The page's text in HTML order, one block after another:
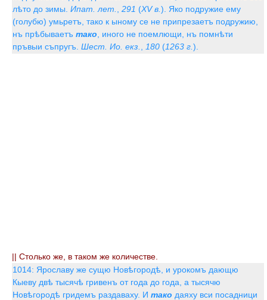
лѣто до зимы. Ипат. лет. 291 (XV в. ). Яко подружие ему
(голубю) умьретъ, тако к ыному се не припрезаетъ подружию,
нъ прѣбываетъ тако , иного не поемлющи, нъ помнѣти
пръвыи съпругъ. Шест. Ио. екз. 180 (1263 г. ).
|| Столько же, в таком же количестве.
1014: Ярославу же сущю Новѣгородѣ, и урокомъ дающю
Кыеву двѣ тысячѣ гривенъ от года до года, а тысячю
Новѣгородѣ гридемъ раздаваху. И тако даяху вси посадници